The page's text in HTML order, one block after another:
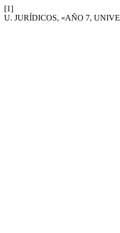
[1]
U. JURÍDICOS, «AÑO 7,